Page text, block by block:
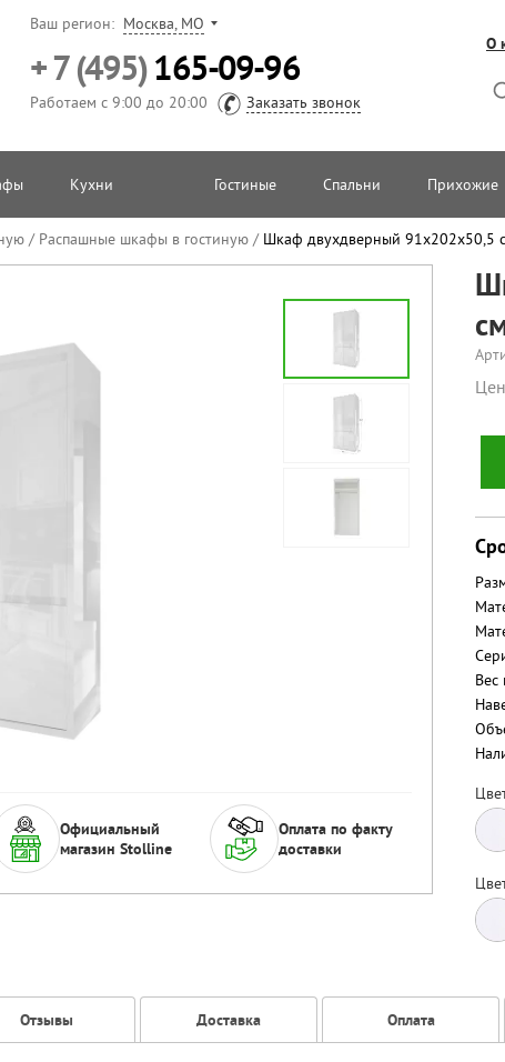
Ваш регион: Москва, МО
+ 7 (495)165-09-96
Работаем с 9:00 до 20:00 Заказать звонок
О
Кухни Гостиные Спальни Прихожие
/ Распашные шкафы в гостиную / Шкаф двухдверный 91х202х50,5
Официальный
магазин Stolline
Оплата по факту
доставки
Вес
Отзывы Доставка Оплата